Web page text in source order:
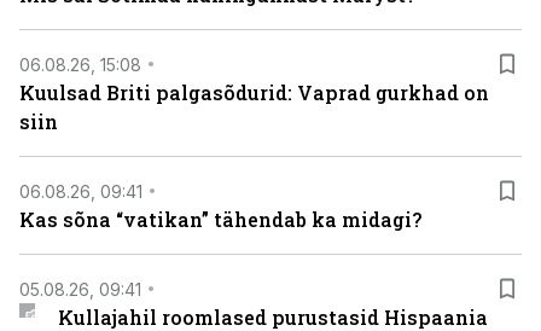
06.08.26, 15:08
Kuulsad Briti palgasõdurid: Vaprad gurkhad on
siin
06.08.26, 09:41
Kas sõna “vatikan” tähendab ka midagi?
05.08.26, 09:41
Kullajahil roomlased purustasid Hispaania